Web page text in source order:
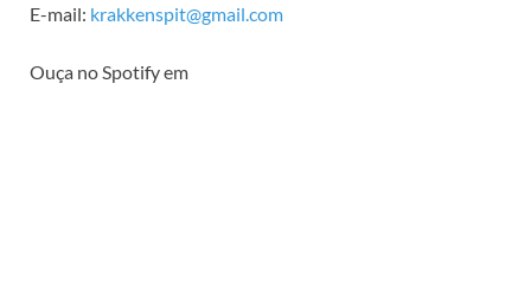
E-mail: krakkenspit@gmail.com
Ouça no Spotify em